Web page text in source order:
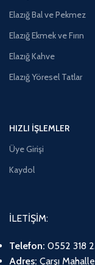
Elazığ Bal ve Pekmez
Elazığ Ekmek ve Fırın
Elazığ Kahve
Elazığ Yöresel Tatlar
HIZLI İŞLEMLER
Üye Girişi
Kaydol
İLETİŞİM:
Telefon: 0552 318
Adres: Çarşı